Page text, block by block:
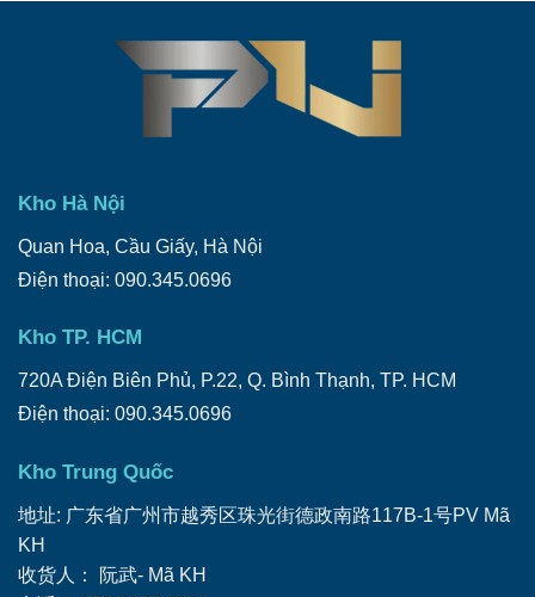
Kho Hà Nội
Quan Hoa, Cầu Giấy, Hà Nội
Điện thoại: 090.345.0696
Kho TP. HCM
720A Điện Biên Phủ, P.22, Q. Bình Thạnh, TP. HCM
Điện thoại: 090.345.0696
Kho Trung Quốc
地址: 广东省广州市越秀区珠光街德政南路117B-1号PV Mã
KH
收货人： 阮武- Mã KH